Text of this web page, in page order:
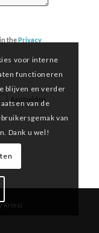
thePrivacy
Kriesi
voor interne
functioneren
blijven en verder
van de
van
Dank u wel!